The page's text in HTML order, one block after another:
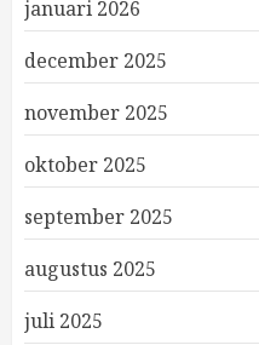
januari 2026
december 2025
november 2025
oktober 2025
september 2025
augustus 2025
juli 2025